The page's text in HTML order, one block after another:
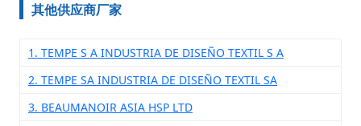
其他供应商厂家
1. TEMPE S A INDUSTRIA DE DISEÑO TEXTIL S A
2. TEMPE SA INDUSTRIA DE DISEÑO TEXTIL SA
3. BEAUMANOIR ASIA HSP LTD